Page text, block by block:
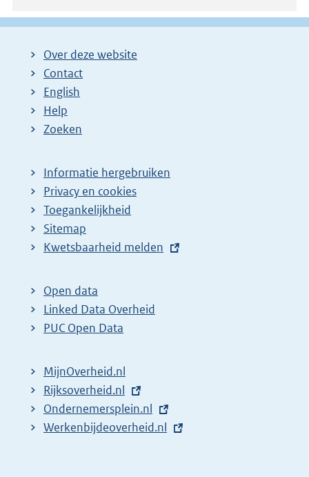
Over deze website
Contact
English
Help
Zoeken
Informatie hergebruiken
Privacy en cookies
Toegankelijkheid
Sitemap
E
t
e
r
l
i
n
k
Kwetsbaarheid melden
Open data
Linked Data Overheid
PUC Open Data
MijnOverheid.nl
E
x
t
Rijksoverheid.nl
E
x
Ondernemersplein.nl
E
Werkenbijdeoverheid.nl